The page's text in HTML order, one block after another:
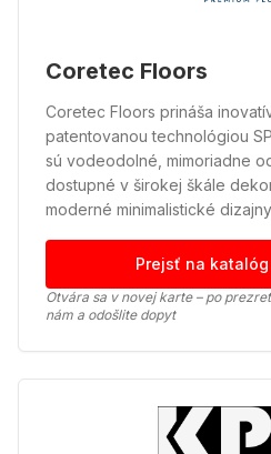
Coretec Floors
Coretec Floors prináša
patentovanou technológiou
sú vodeodolné, mimoriadne
dostupné v širokej škále
moderné minimalistické
Prejsť na
Otvára sa v novej karte – po
nám a odošlite dopyt